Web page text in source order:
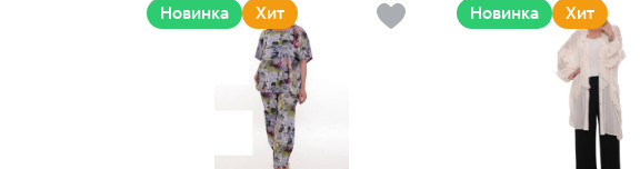
Новинка Хит Новинка Хит